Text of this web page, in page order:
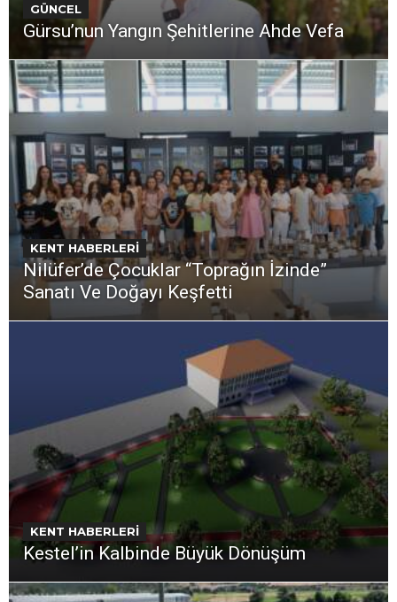
GÜNCEL
Gürsu’nun Yangın Şehitlerine Ahde Vefa
KENT HABERLERİ
Nilüfer’de Çocuklar “Toprağın İzinde”
Sanatı Ve Doğayı Keşfetti
KENT HABERLERİ
Kestel’in Kalbinde Büyük Dönüşüm